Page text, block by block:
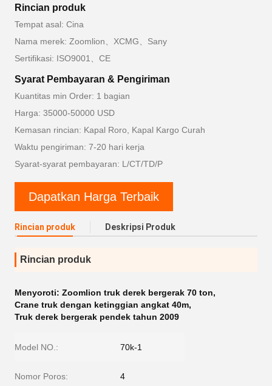
Rincian produk
Tempat asal: Cina
Nama merek: Zoomlion、XCMG、Sany
Sertifikasi: ISO9001、CE
Syarat Pembayaran & Pengiriman
Kuantitas min Order: 1 bagian
Harga: 35000-50000 USD
Kemasan rincian: Kapal Roro, Kapal Kargo Curah
Waktu pengiriman: 7-20 hari kerja
Syarat-syarat pembayaran: L/CT/TD/P
Dapatkan Harga Terbaik
Rincian produk Deskripsi Produk
Rincian produk
Menyoroti: Zoomlion truk derek bergerak 70 ton,
Crane truk dengan ketinggian angkat 40m,
Truk derek bergerak pendek tahun 2009
Model NO.: 70k-1
Nomor Poros: 4